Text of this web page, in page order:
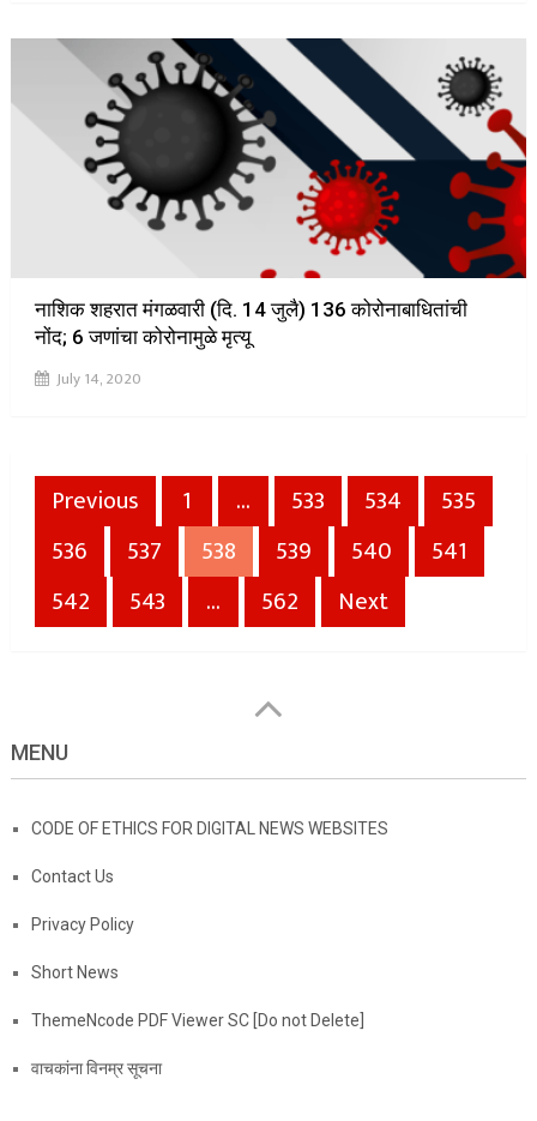
नाशिक शहरात मंगळवारी (दि. 14 जुलै) 136 कोरोनाबाधितांची
नोंद; 6 जणांचा कोरोनामुळे मृत्यू
July 14, 2020
Posts
pagination
Previous 1 … 533 534
535
536
537 538 539 540
541
542
543 … 562 Next
MENU
CODE OF ETHICS FOR DIGITAL NEWS WEBSITES
Contact Us
Privacy Policy
Short News
ThemeNcode PDF Viewer SC [Do not Delete]
वाचकांना विनम्र सूचना